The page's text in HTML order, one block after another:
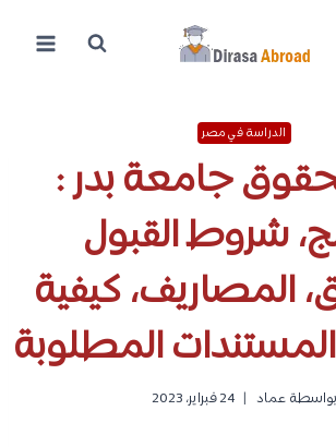
الدراسة في مصر
جامعة بدر :
شروط القبول
المصاريف، كيفية
المطلوبة
بواسطة عماد 24 فبراير، 2023